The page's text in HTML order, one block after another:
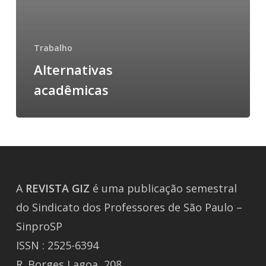
Trabalho
Alternativas
acadêmicas
A REVISTA GIZ é uma publicação semestral
do Sindicato dos Professores de São Paulo –
SinproSP
ISSN : 2525-6394